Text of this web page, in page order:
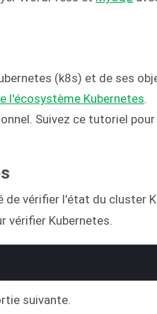
(k8s) et de ses
l'écosystème Kubernetes
Suivez ce tutoriel pour
vérifier l'état du cluster
vérifier Kubernetes.
suivante.